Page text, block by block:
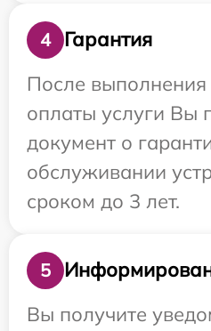
4
Гарантия
После выполнения
оплаты услуги Вы
документ о
обслуживании
сроком до 3 лет.
5
Вы получите